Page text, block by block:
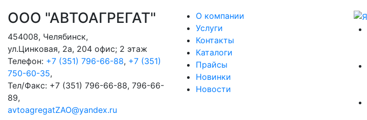
ООО "АВТОАГРЕГАТ"
454008, Челябинск,
ул.Цинковая, 2а, 204 офис; 2 этаж
Телефон: +7 (351) 796-66-88, +7 (351)
750-60-35,
Тел/Факс: +7 (351) 796-66-88, 796-66-
89,
avtoagregatZAO@yandex.ru
О компании
Услуги
Контакты
Каталоги
Прайсы
Новинки
Новости